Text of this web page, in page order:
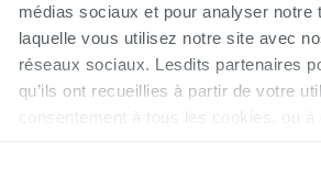
médias sociaux et pour analyser
laquelle vous utilisez notre site avec
réseaux sociaux. Lesdits partenaires
qu’ils ont recueillies à partir de votre
consentement à tous les cookies, ou
AYANT ACHETÉ